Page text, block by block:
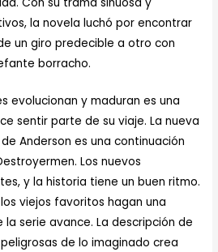
la novela luchó por encontrar
un giro predecible a otro con
borracho.
evolucionan y maduran es una
sentir parte de su viaje. La nueva
Anderson es una continuación
Los nuevos
y la historia tiene un buen ritmo.
viejos favoritos hagan una
serie avance. La descripción de
de lo imaginado crea